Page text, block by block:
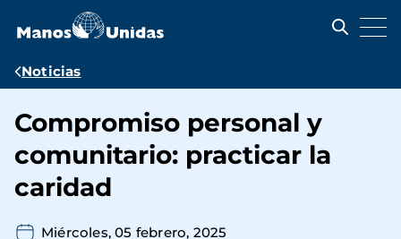
contenido
Ruta
navegación
Noticias
Compromiso personal y
comunitario: practicar la
caridad
Miércoles, 05 febrero, 2025